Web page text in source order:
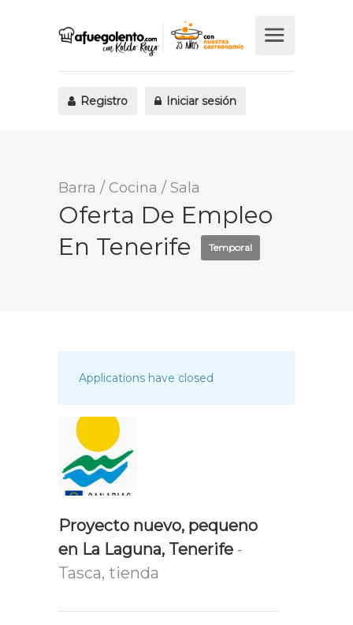
Registro Iniciar sesión
Barra / Cocina / Sala
Oferta De Empleo
En Tenerife
Temporal
Applications have closed
Proyecto nuevo, pequeno
en La Laguna, Tenerife -
Tasca, tienda